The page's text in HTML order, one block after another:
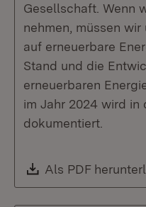
Gesellschaft. Wenn
nehmen, müssen
auf erneuerbare
Stand und die
erneuerbaren
im Jahr 2024 wird in
dokumentiert.
Download:
Als PDF